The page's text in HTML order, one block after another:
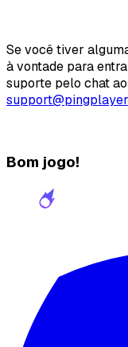
Se você tiver
à vontade para
suporte pelo chat
Bom jogo!